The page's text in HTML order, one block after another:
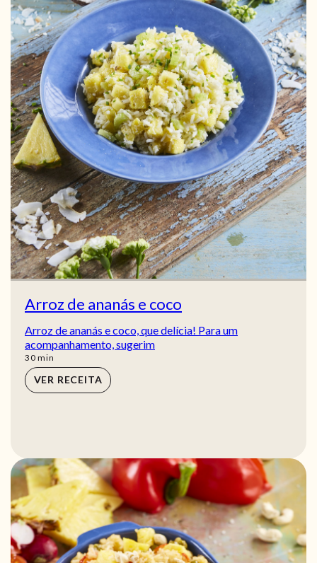
Arroz de ananás e coco
Arroz de ananás e coco, que delícia! Para um
acompanhamento, sugerim
30min
min
VER RECEITA